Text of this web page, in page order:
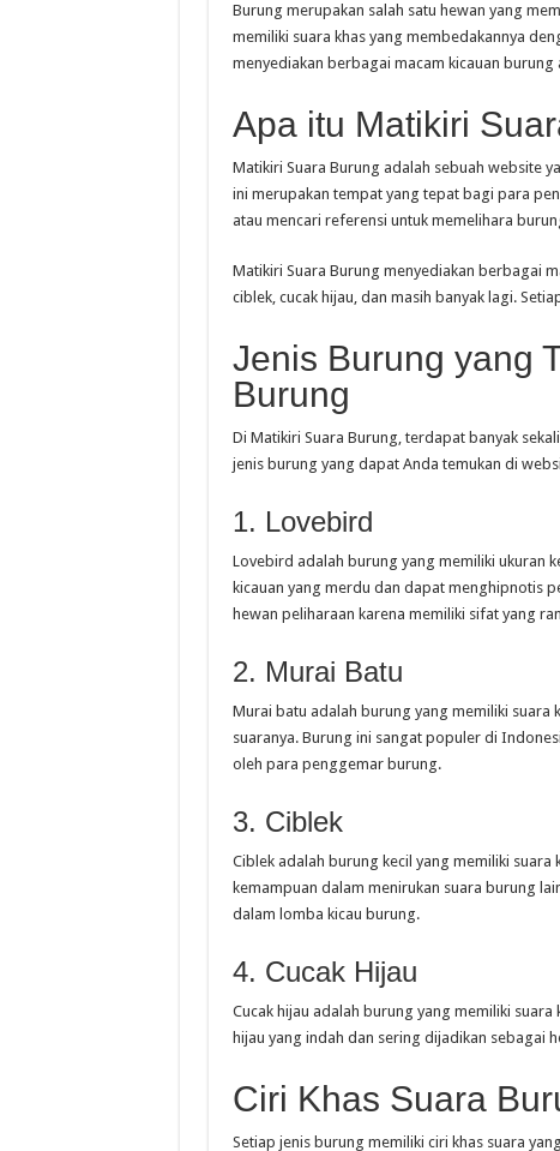
Burung merupakan salah satu hewan yang
memiliki suara khas yang membedakannya
menyediakan berbagai macam kicauan burung
Apa itu Matikiri
Matikiri Suara Burung adalah sebuah website
ini merupakan tempat yang tepat bagi para
atau mencari referensi untuk memelihara
Matikiri Suara Burung menyediakan berbagai
ciblek, cucak hijau, dan masih banyak lagi.
Jenis Burung yang
Burung
Di Matikiri Suara Burung, terdapat banyak
jenis burung yang dapat Anda temukan di
1. Lovebird
Lovebird adalah burung yang memiliki ukuran
kicauan yang merdu dan dapat menghipnotis
hewan peliharaan karena memiliki sifat yang
2. Murai Batu
Murai batu adalah burung yang memiliki suara
suaranya. Burung ini sangat populer di
oleh para penggemar burung.
3. Ciblek
Ciblek adalah burung kecil yang memiliki
kemampuan dalam menirukan suara burung
dalam lomba kicau burung.
4. Cucak Hijau
Cucak hijau adalah burung yang memiliki
hijau yang indah dan sering dijadikan sebagai
Ciri Khas Suara
Setiap jenis burung memiliki ciri khas suara